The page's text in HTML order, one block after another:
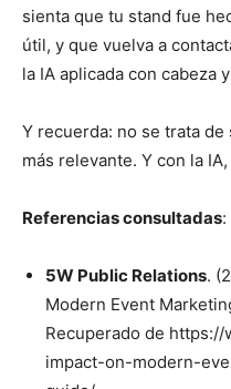
sienta que tu stand fue
útil, y que vuelva a
la IA aplicada con cabeza
Y recuerda: no se trata
más relevante. Y con la
Referencias consultadas:
5W Public Relations.
Modern Event
Recuperado de
impact-on-modern-